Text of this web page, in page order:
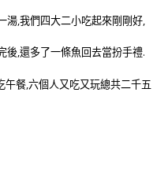
湯,我們四大二小吃起來剛剛好,
後,還多了一條魚回去當扮手禮.
餐,六個人又吃又玩總共二千五